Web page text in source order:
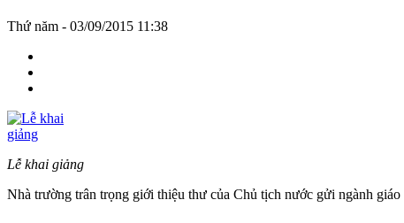
Thứ năm - 03/09/2015 11:38
Lễ khai giảng
Nhà trường trân trọng giới thiệu thư của Chủ tịch nước gửi ngành